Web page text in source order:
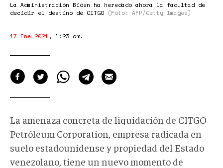
La Administración Biden ha heredado ahora la facultad de
decidir el destino de CITGO (Foto: AFP/Getty Images)
17 Ene 2021, 1:23 am.
La amenaza concreta de liquidación de CITGO
Petróleum Corporation, empresa radicada en
suelo estadounidense y propiedad del Estado
venezolano, tiene un nuevo momento de